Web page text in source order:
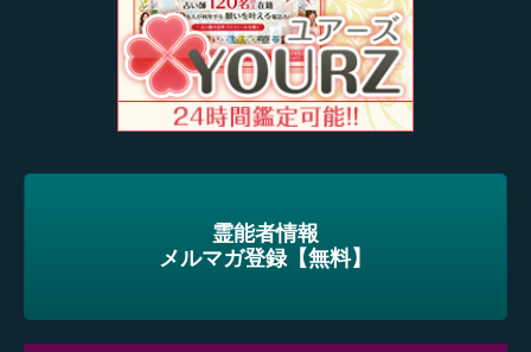
霊能者情報
メルマガ登録【無料】